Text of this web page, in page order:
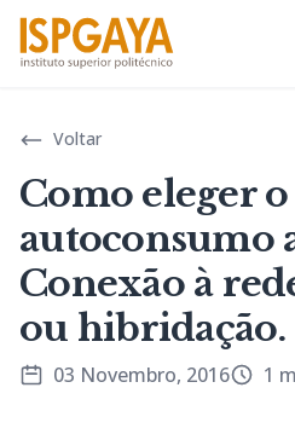
Voltar
Como eleger o
autoconsumo
Conexão à
ou hibridação.
03 Novembro, 2016 1